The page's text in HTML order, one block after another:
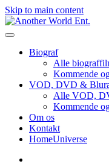
Skip to main content
Biograf
Alle
Kommende
VOD, DVD &
Alle VOD,
Kommende
Om os
Kontakt
HomeUniverse